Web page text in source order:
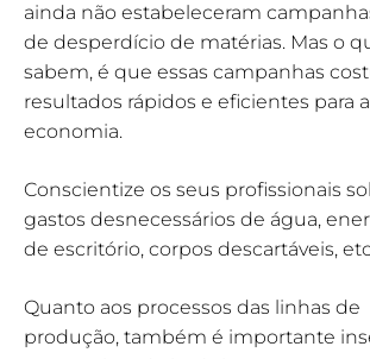
ainda não estabeleceram
de desperdício de matérias. Mas o
sabem, é que essas campanhas
resultados rápidos e eficientes para
economia.
Conscientize os seus profissionais
gastos desnecessários de água,
de escritório, corpos descartáveis,
Quanto aos processos das linhas de
produção, também é importante